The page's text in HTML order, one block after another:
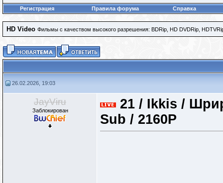
Регистрация Правила форума Справка
HD Video Фильмы с качеством высокого разрешения: BDRip, HD DVDRip,
26.02.2026, 19:03
JayViru
Заблокирован
21 / Ikkis /
Sub / 2160P